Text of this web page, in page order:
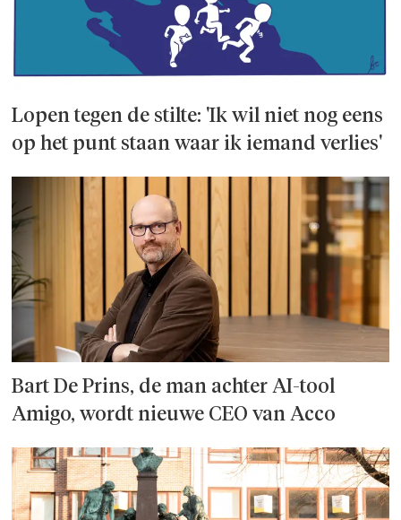
Lopen tegen de stilte: 'Ik wil niet nog eens
op het punt staan waar ik iemand verlies'
Bart De Prins, de man achter AI-tool
Amigo, wordt nieuwe CEO van Acco